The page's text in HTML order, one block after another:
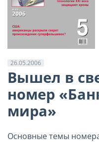
26.05.2006
Вышел в
номер
мира»
Основные темы